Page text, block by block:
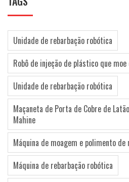
Unidade de rebarbação robótica
Robô de injeção de plástico que
Unidade de rebarbação robótica
Maçaneta de Porta de Cobre de
Mahine
Máquina de moagem e polimento
Máquina de rebarbação robótica